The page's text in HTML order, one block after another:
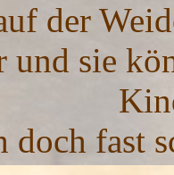
der
und sie
doch fast